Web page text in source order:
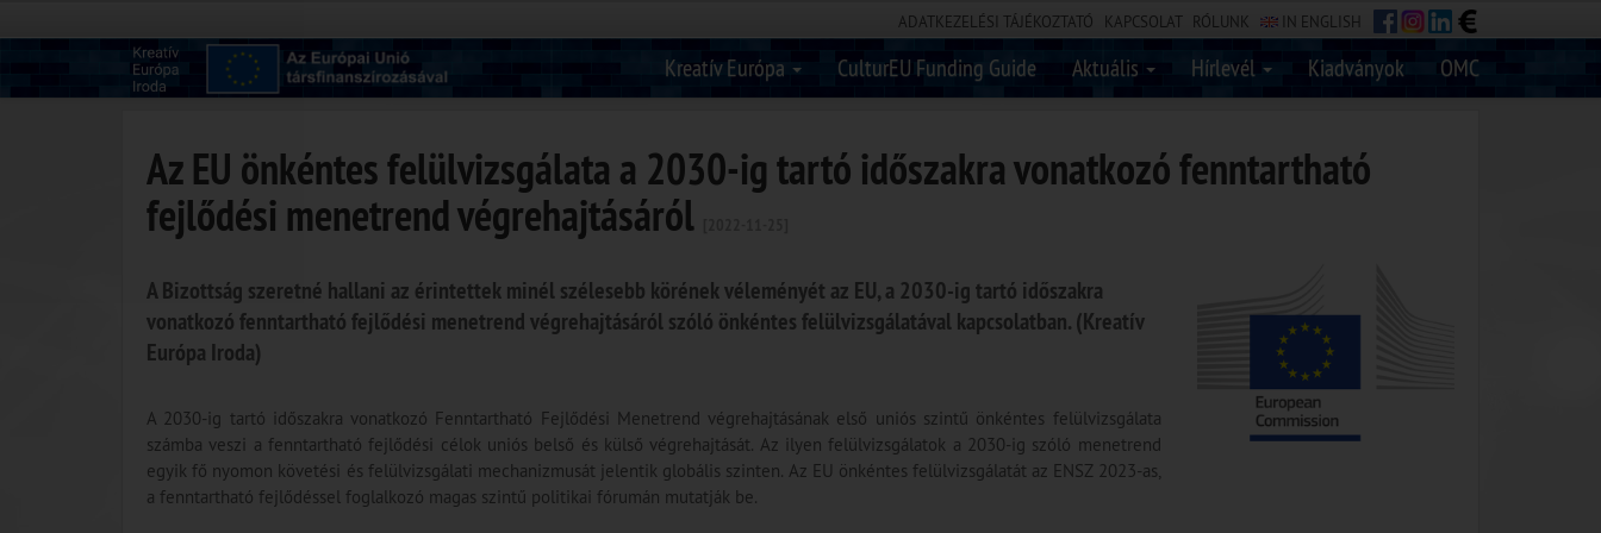
ADATKEZELÉSI TÁJÉKOZTATÓ KAPCSOLAT RÓLUNK IN ENGLISH
Kreatív Európa CulturEU Funding Guide Aktuális Hírlevél Kiadványok OMC
Az EU önkéntes felülvizsgálata a 2030-ig tartó időszakra vonatkozó fenntartható
fejlődési menetrend végrehajtásáról
A Bizottság szeretné hallani az érintettek minél szélesebb körének véleményét az EU, a 2030-ig tartó időszakra
vonatkozó fenntartható fejlődési menetrend végrehajtásáról szóló önkéntes felülvizsgálatával kapcsolatban. (Kreatív
Európa Iroda)
A 2030-ig tartó időszakra vonatkozó Fenntartható Fejlődési Menetrend végrehajtásának első uniós szintű önkéntes felülvizsgálata
számba veszi a fenntartható fejlődési célok uniós belső és külső végrehajtását. Az ilyen felülvizsgálatok a 2030-ig szóló menetrend
egyik fő nyomon követési és felülvizsgálati mechanizmusát jelentik globális szinten. Az EU önkéntes felülvizsgálatát az ENSZ 2023-as,
a fenntartható fejlődéssel foglalkozó magas szintű politikai fórumán mutatják be.